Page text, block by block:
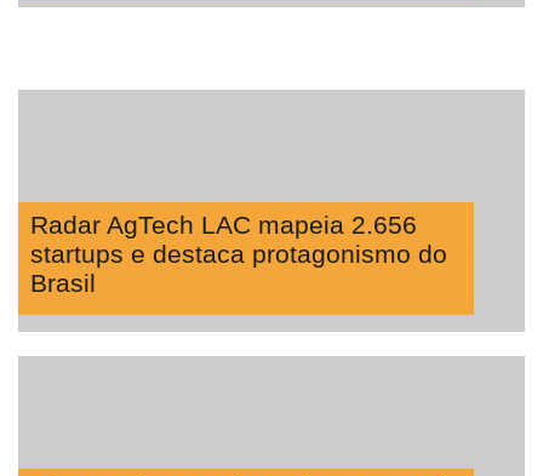
Radar AgTech LAC mapeia 2.656
startups e destaca protagonismo do
Brasil